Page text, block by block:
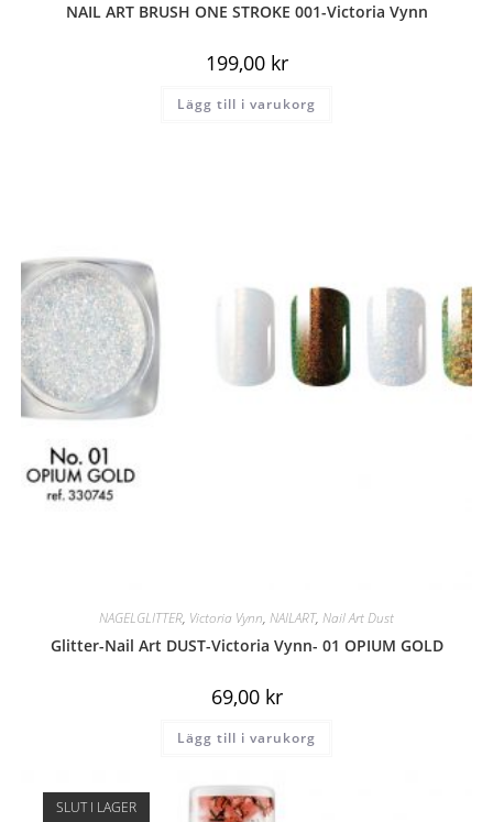
NAIL ART BRUSH ONE STROKE 001-Victoria Vynn
199,00 kr
Lägg till i varukorg
NAGELGLITTER, Victoria Vynn, NAILART, Nail Art Dust
Glitter-Nail Art DUST-Victoria Vynn- 01 OPIUM GOLD
69,00 kr
Lägg till i varukorg
SLUT I LAGER